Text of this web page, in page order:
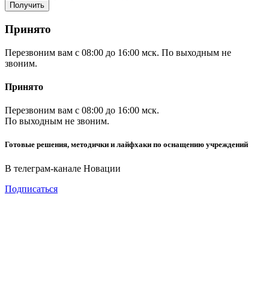
Принято
Перезвоним вам с 08:00 до 16:00 мск. По выходным не
звоним.
Принято
Перезвоним вам с 08:00 до 16:00 мск.
По выходным не звоним.
Готовые решения, методички и лайфхаки по оснащению учреждений
В телеграм-канале Новации
Подписаться